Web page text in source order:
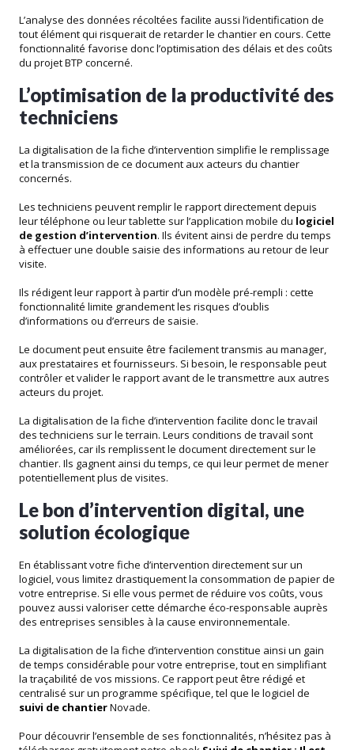
L’analyse des données récoltées facilite aussi l’identification de
tout élément qui risquerait de retarder le chantier en cours. Cette
fonctionnalité favorise donc l’optimisation des délais et des coûts
du projet BTP concerné.
L’optimisation de la productivité des
techniciens
La digitalisation de la fiche d’intervention simplifie le remplissage
et la transmission de ce document aux acteurs du chantier
concernés.
Les techniciens peuvent remplir le rapport directement depuis
leur téléphone ou leur tablette sur l’application mobile du logiciel
de gestion d’intervention. Ils évitent ainsi de perdre du temps
à effectuer une double saisie des informations au retour de leur
visite.
Ils rédigent leur rapport à partir d’un modèle pré-rempli : cette
fonctionnalité limite grandement les risques d’oublis
d’informations ou d’erreurs de saisie.
Le document peut ensuite être facilement transmis au manager,
aux prestataires et fournisseurs. Si besoin, le responsable peut
contrôler et valider le rapport avant de le transmettre aux autres
acteurs du projet.
La digitalisation de la fiche d’intervention facilite donc le travail
des techniciens sur le terrain. Leurs conditions de travail sont
améliorées, car ils remplissent le document directement sur le
chantier. Ils gagnent ainsi du temps, ce qui leur permet de mener
potentiellement plus de visites.
Le bon d’intervention digital, une
solution écologique
En établissant votre fiche d’intervention directement sur un
logiciel, vous limitez drastiquement la consommation de papier de
votre entreprise. Si elle vous permet de réduire vos coûts, vous
pouvez aussi valoriser cette démarche éco-responsable auprès
des entreprises sensibles à la cause environnementale.
La digitalisation de la fiche d’intervention constitue ainsi un gain
de temps considérable pour votre entreprise, tout en simplifiant
la traçabilité de vos missions. Ce rapport peut être rédigé et
centralisé sur un programme spécifique, tel que le logiciel de
suivi de chantierNovade.
Pour découvrir l’ensemble de ses fonctionnalités, n’hésitez pas à